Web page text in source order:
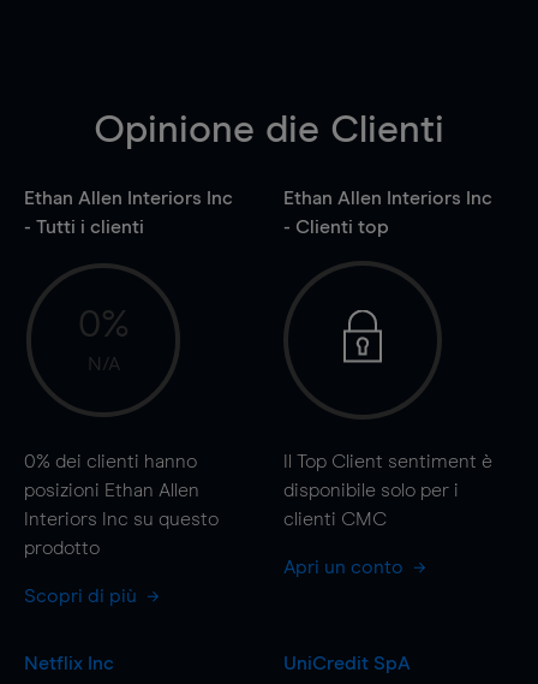
Opinione die Clienti
Ethan Allen Interiors Inc
- Tutti i clienti
0%
N/A
0% dei clienti hanno
posizioni Ethan Allen
Interiors Inc su questo
prodotto
Scopri di più
Ethan Allen Interiors Inc
- Clienti top
Il Top Client sentiment è
disponibile solo per i
clienti CMC
Apri un conto
Netflix Inc
UniCredit SpA